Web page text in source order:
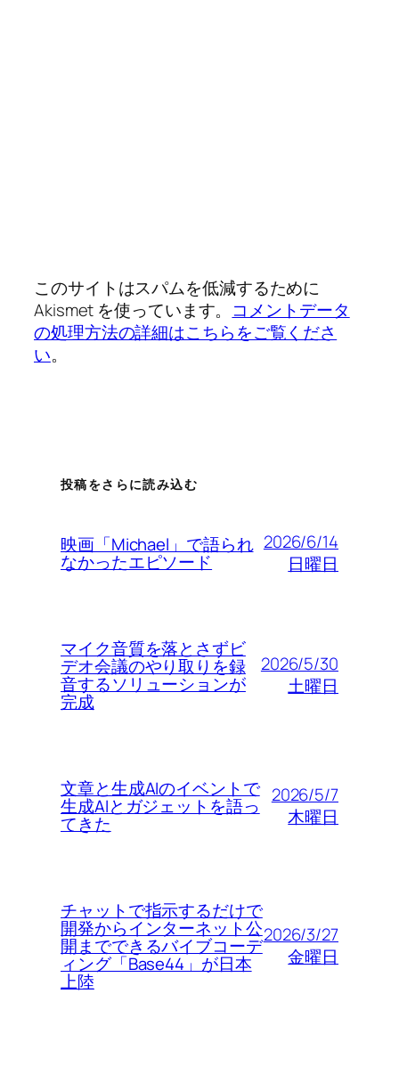
このサイトはスパムを低減するために
Akismet を使っています。 コメントデータ
の処理方法の詳細はこちらをご覧くださ
い。
投稿をさらに読み込む
映画「Michael」で語られ
なかったエピソード
2026/6/14
日曜日
マイク音質を落とさずビ
デオ会議のやり取りを録
音するソリューションが
完成
2026/5/30
土曜日
文章と生成AIのイベントで
生成AIとガジェットを語っ
てきた
2026/5/7
木曜日
チャットで指示するだけで
開発からインターネット公
開までできるバイブコーデ
ィング「Base44」が日本
上陸
2026/3/27
金曜日